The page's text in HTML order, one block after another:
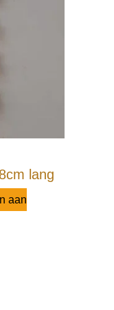
lang
aan